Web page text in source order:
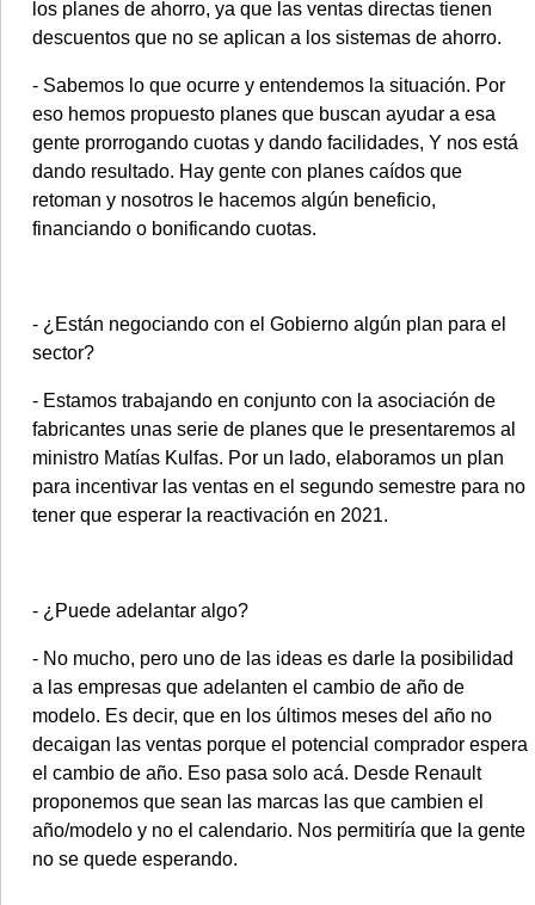
los planes de ahorro, ya que las ventas directas tienen
descuentos que no se aplican a los sistemas de ahorro.
- Sabemos lo que ocurre y entendemos la situación. Por
eso hemos propuesto planes que buscan ayudar a esa
gente prorrogando cuotas y dando facilidades, Y nos está
dando resultado. Hay gente con planes caídos que
retoman y nosotros le hacemos algún beneficio,
financiando o bonificando cuotas.
- ¿Están negociando con el Gobierno algún plan para el
sector?
- Estamos trabajando en conjunto con la asociación de
fabricantes unas serie de planes que le presentaremos al
ministro Matías Kulfas. Por un lado, elaboramos un plan
para incentivar las ventas en el segundo semestre para no
tener que esperar la reactivación en 2021.
- ¿Puede adelantar algo?
- No mucho, pero uno de las ideas es darle la posibilidad
a las empresas que adelanten el cambio de año de
modelo. Es decir, que en los últimos meses del año no
decaigan las ventas porque el potencial comprador espera
el cambio de año. Eso pasa solo acá. Desde Renault
proponemos que sean las marcas las que cambien el
año/modelo y no el calendario. Nos permitiría que la gente
no se quede esperando.